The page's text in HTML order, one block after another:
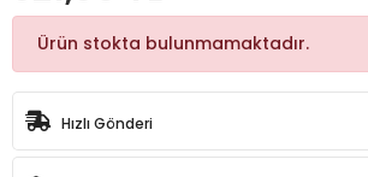
Ürün stokta bulunmamaktadır.
Hızlı Gönderi